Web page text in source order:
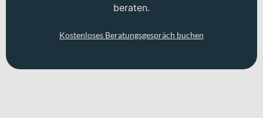
beraten.
Kostenloses Beratungsgespräch buchen